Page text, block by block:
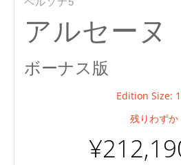
アルセーヌ
ボーナス版
Edition Size:
残りわずか